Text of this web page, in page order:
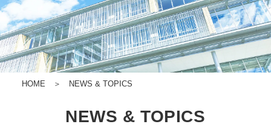
HOME ＞ NEWS & TOPICS
NEWS & TOPICS